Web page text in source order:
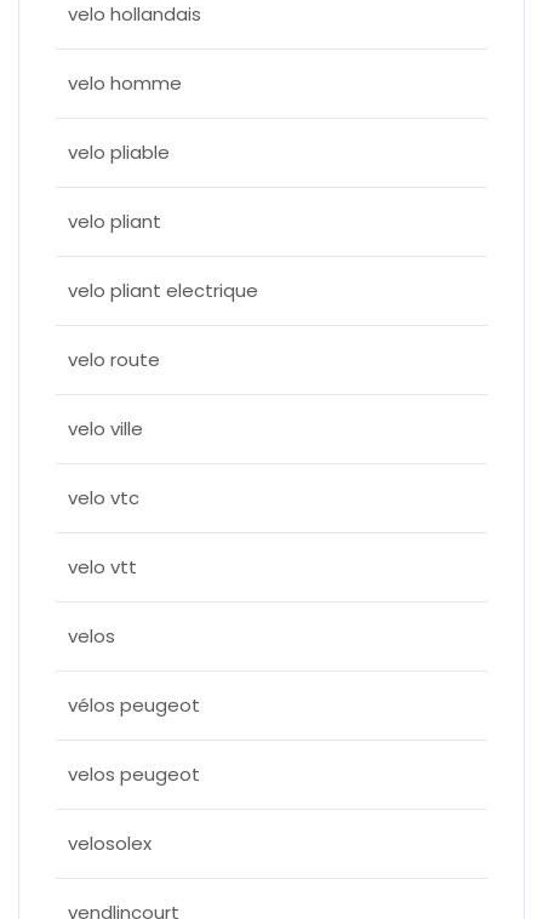
velo hollandais
velo homme
velo pliable
velo pliant
velo pliant electrique
velo route
velo ville
velo vtc
velo vtt
velos
vélos peugeot
velos peugeot
velosolex
vendlincourt